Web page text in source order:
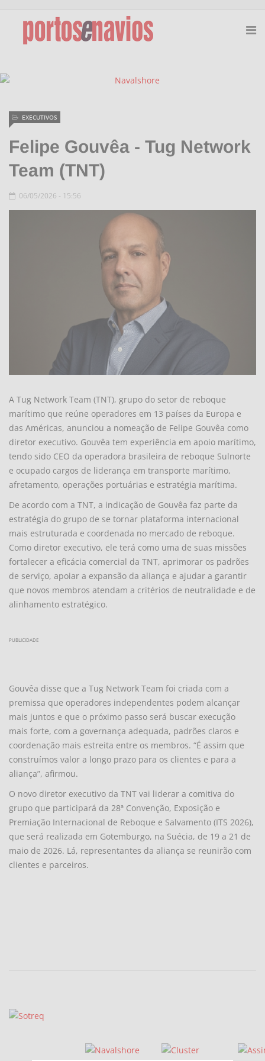
Felipe Gouvêa - Tug Network
Team (TNT)
EXECUTIVOS
06/05/2026 - 15:56
A Tug Network Team (TNT), grupo do setor de reboque
marítimo que reúne operadores em 13 países da Europa e
das Américas, anunciou a nomeação de Felipe Gouvêa como
diretor executivo. Gouvêa tem experiência em apoio marítimo,
tendo sido CEO da operadora brasileira de reboque Sulnorte
e ocupado cargos de liderança em transporte marítimo,
afretamento, operações portuárias e estratégia marítima.
De acordo com a TNT, a indicação de Gouvêa faz parte da
estratégia do grupo de se tornar plataforma internacional
mais estruturada e coordenada no mercado de reboque.
Como diretor executivo, ele terá como uma de suas missões
fortalecer a eficácia comercial da TNT, aprimorar os padrões
de serviço, apoiar a expansão da aliança e ajudar a garantir
que novos membros atendam a critérios de neutralidade e de
alinhamento estratégico.
PUBLICIDADE
Gouvêa disse que a Tug Network Team foi criada com a
premissa que operadores independentes podem alcançar
mais juntos e que o próximo passo será buscar execução
mais forte, com a governança adequada, padrões claros e
coordenação mais estreita entre os membros. “É assim que
construímos valor a longo prazo para os clientes e para a
aliança”, afirmou.
O novo diretor executivo da TNT vai liderar a comitiva do
grupo que participará da 28ª Convenção, Exposição e
Premiação Internacional de Reboque e Salvamento (ITS 2026),
que será realizada em Gotemburgo, na Suécia, de 19 a 21 de
maio de 2026. Lá, representantes da aliança se reunirão com
clientes e parceiros.